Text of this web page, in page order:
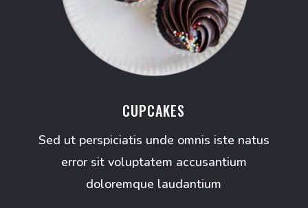
CUPCAKES
Sed ut perspiciatis unde omnis iste natus
error sit voluptatem accusantium
doloremque laudantium